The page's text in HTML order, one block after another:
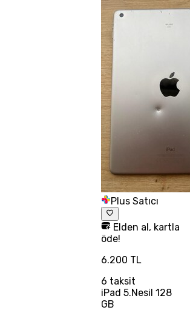
Plus Satıcı
Elden al, kartla
öde!
6.200 TL
6 taksit
iPad 5.Nesil 128
GB